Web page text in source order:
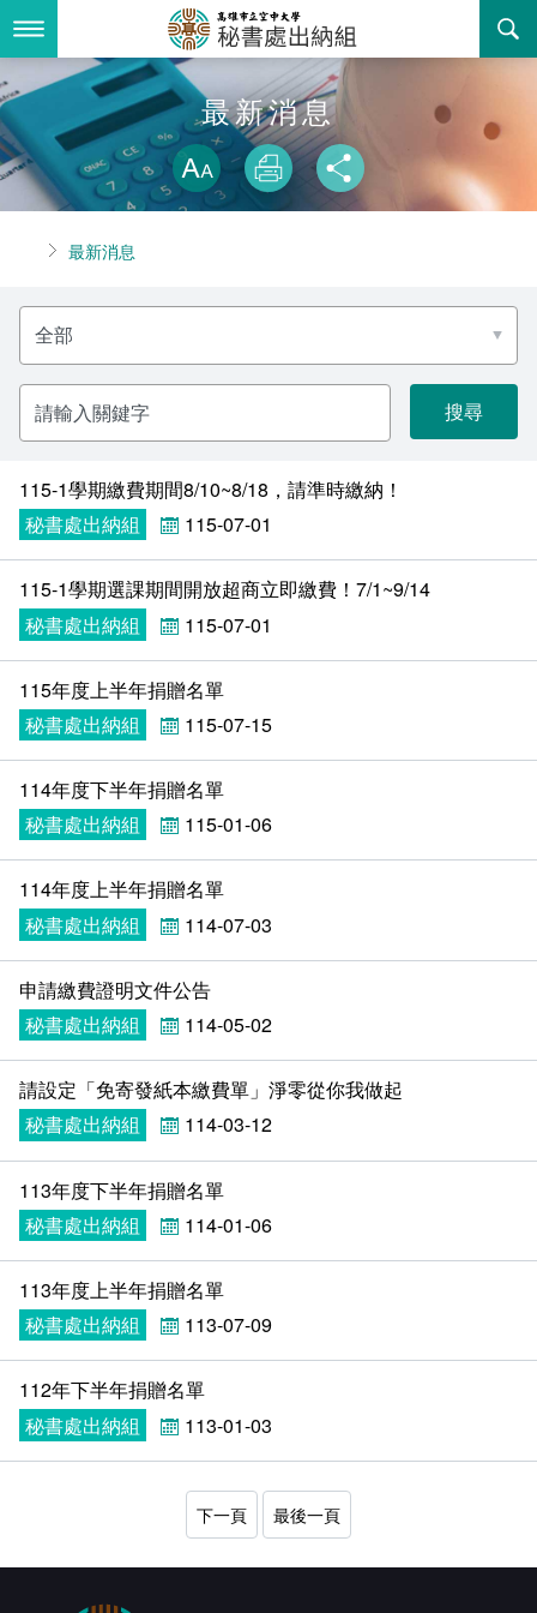
到
要
內
容
最新消息
關於我們
組織職掌
聯絡資訊
活動花絮
諮詢信箱
業務服務
法令規章
常見問答
相關連結
書表下載
回空大首頁
最新消息
略過字型切
放大
列印
首頁最新消息
分
類
名
稱
請
輸
入
關
字
115-1學期繳費期間8/10~8/18，請準時繳納！
秘書處出納組
115-07-01
115-1學期選課期間開放超商立即繳費！7/1~9/14
秘書處出納組
115-07-01
115年度上半年捐贈名單
秘書處出納組
115-07-15
114年度下半年捐贈名單
秘書處出納組
115-01-06
114年度上半年捐贈名單
秘書處出納組
114-07-03
申請繳費證明文件公告
秘書處出納組
114-05-02
請設定「免寄發紙本繳費單」淨零從你我做起
秘書處出納組
114-03-12
113年度下半年捐贈名單
秘書處出納組
114-01-06
113年度上半年捐贈名單
秘書處出納組
113-07-09
112年下半年捐贈名單
秘書處出納組
113-01-03
下一頁 最後一頁